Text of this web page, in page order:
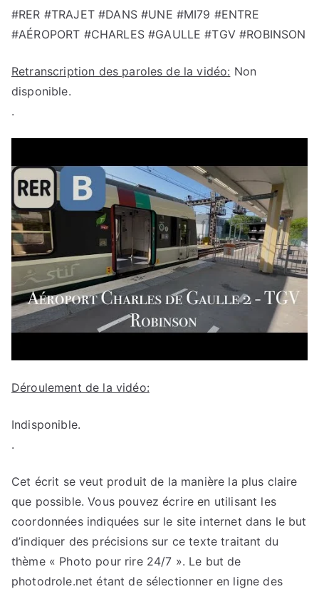
#RER #TRAJET #DANS #UNE #MI79 #ENTRE
#AÉROPORT #CHARLES #GAULLE #TGV #ROBINSON
Retranscription des paroles de la vidéo: Non
disponible.
.
Déroulement de la vidéo:
Indisponible.
.
Cet écrit se veut produit de la manière la plus claire
que possible. Vous pouvez écrire en utilisant les
coordonnées indiquées sur le site internet dans le but
d’indiquer des précisions sur ce texte traitant du
thème « Photo pour rire 24/7 ». Le but de
photodrole.net étant de sélectionner en ligne des